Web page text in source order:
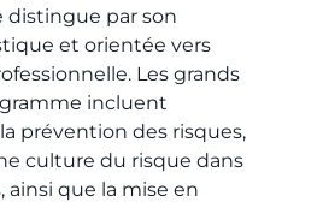
distingue par son
et orientée vers
Les grands
incluent
prévention des risques,
culture du risque dans
ainsi que la mise en